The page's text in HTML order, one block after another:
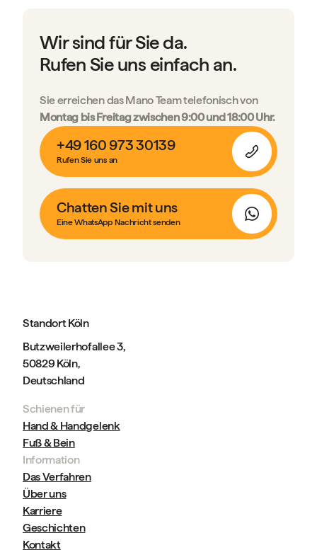
Wir sind für Sie da.
Rufen Sie uns einfach an.
Sie erreichen das Mano Team telefonisch von
Montag bis Freitag zwischen 9:00 und 18:00 Uhr.
+49 160 973 30139
Rufen Sie uns an
Chatten Sie mit uns
Eine WhatsApp Nachricht senden
Standort Köln
Butzweilerhofallee 3,
50829 Köln,
Deutschland
Schienen für
Hand & Handgelenk
Fuß & Bein
Information
Das Verfahren
Über uns
Karriere
Geschichten
Kontakt